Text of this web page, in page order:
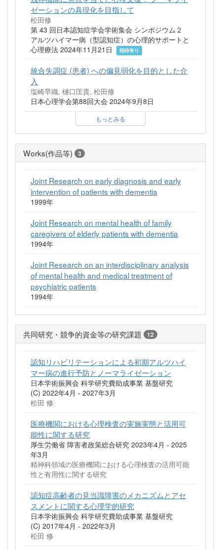
ゼーションの具現化を目指して
松田修
第 43 回日本認知症学会学術集会 シンポジウム２
アルツハイマー病（型認知症）の心理的サポートと
心理療法 2024年11月21日
招待有り
統合失調症 (患者) への偏見弱化を目的とした介
入
塩崎早織, 樋口匡貴, 松田修
日本心理学会第88回大会 2024年9月8日
もっとみる
Works(作品等) 3
Joint Research on early diagnosis and early
intervention of patients with dementia
1999年
Joint Research on mental health of family
caregivers of elderly patients with dementia
1994年
Joint Research on an interdisciplinary analysis
of mental health and medical treatment of
psychiatric patients
1994年
共同研究・競争的資金等の研究課題 12
認知リハビリテーションによる初期アルツハイ
マー病の進行予防とノーマライゼーション
日本学術振興会 科学研究費助成事業 基盤研究
(C) 2022年4月 - 2027年3月
松田 修
医療機関における心理検査の実施実態と活用可
能性に関する研究
厚生労働省 障害者政策総合研究 2023年4月 - 2025
年3月
精神科領域の医療機関における心理検査の活用可能
性と有用性に関する研究
認知症高齢者の見当識障害のメカニズムとアセ
スメントに関する心理学的研究
日本学術振興会 科学研究費助成事業 基盤研究
(C) 2017年4月 - 2022年3月
松田 修